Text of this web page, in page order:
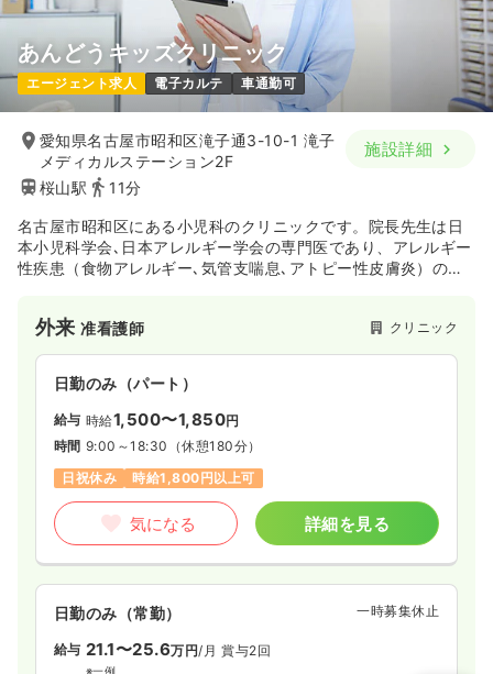
日勤のみ（パート）
給与 時給1,450円
時間 10:00～16:00
気になる
あんどうキッズクリニック
エージェント求人 電子カルテ 車通勤可
愛知県名古屋市昭和区滝子通3-10-1 滝子
メディカルステーション2F
桜山駅
11分
施設詳細
名古屋市昭和区にある小児科のクリニックです。院長先生は日
本小児科学会､日本アレルギー学会の専門医であり、アレルギー
性疾患（食物アレルギー､気管支喘息､アトピー性皮膚炎）の診
外来准看護師 クリニック
日勤のみ（パート）
給与 時給1,500〜1,850円
時間 9:00～18:30 （休憩180分）
日祝休み
時給1,800円以上可
気になる 詳細を見る
日勤のみ（常勤） 一時募集休止
給与 21.1〜25.6万円/月 賞与2回
※一例